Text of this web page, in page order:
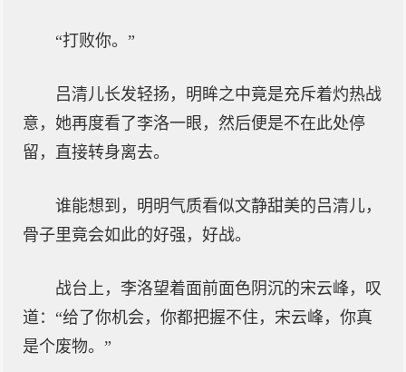
“打败你。”
吕清儿长发轻扬，明眸之中竟是充斥着灼热战
意，她再度看了李洛一眼，然后便是不在此处停
留，直接转身离去。
谁能想到，明明气质看似文静甜美的吕清儿，
骨子里竟会如此的好强，好战。
战台上，李洛望着面前面色阴沉的宋云峰，叹
道：“给了你机会，你都把握不住，宋云峰，你真
是个废物。”